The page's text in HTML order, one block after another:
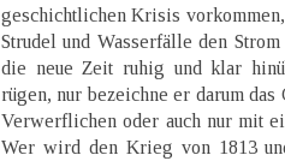
geschichtlichen Krisis vorkommen,
Strudel und Wasserfälle den
die neue Zeit ruhig und klar
rügen, nur bezeichne er darum
Verwerflichen oder auch nur mit
Wer wird den Krieg von 1813